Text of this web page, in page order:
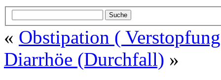
« Obstipation (
Diarrhöe (Durchfall) »